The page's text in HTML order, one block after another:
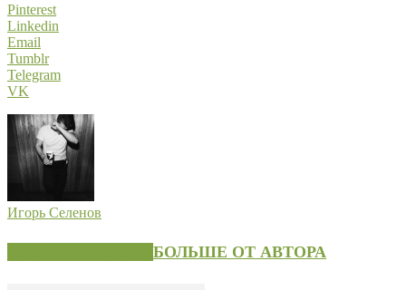
Pinterest
Linkedin
Email
Tumblr
Telegram
VK
Игорь Селенов
БОЛЬШЕ ОТ АВТОРА